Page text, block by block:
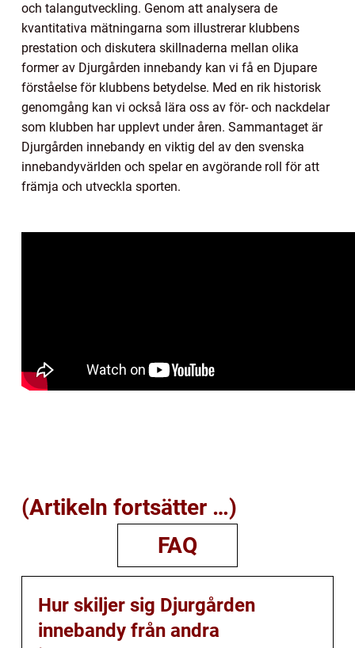
och talangutveckling. Genom att analysera de
kvantitativa mätningarna som illustrerar klubbens
prestation och diskutera skillnaderna mellan olika
former av Djurgården innebandy kan vi få en Djupare
förståelse för klubbens betydelse. Med en rik historisk
genomgång kan vi också lära oss av för- och nackdelar
som klubben har upplevt under åren. Sammantaget är
Djurgården innebandy en viktig del av den svenska
innebandyvärlden och spelar en avgörande roll för att
främja och utveckla sporten.
(Artikeln fortsätter …)
FAQ
Hur skiljer sig Djurgården
innebandy från andra